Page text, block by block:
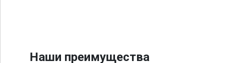
Наши преимущества